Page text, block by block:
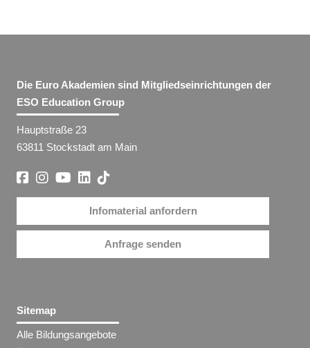
Die Euro Akademien sind Mitgliedseinrichtungen der
ESO Education Group
Hauptstraße 23
63811 Stockstadt am Main
Infomaterial anfordern
Anfrage senden
Sitemap
Alle Bildungsangebote